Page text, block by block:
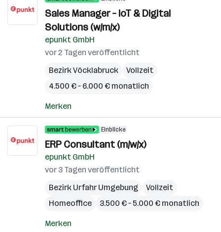
Sales Manager – IoT & Digital
Solutions (w/m/x)
epunkt GmbH
vor 2 Tagen veröffentlicht
Bezirk Vöcklabruck
Vollzeit
4.500 € – 6.000 € monatlich
Merken
Einblicke
ERP Consultant (m/w/x)
epunkt GmbH
vor 3 Tagen veröffentlicht
Bezirk Urfahr Umgebung
Vollzeit
Homeoffice
3.500 € – 5.000 € monatlich
Merken